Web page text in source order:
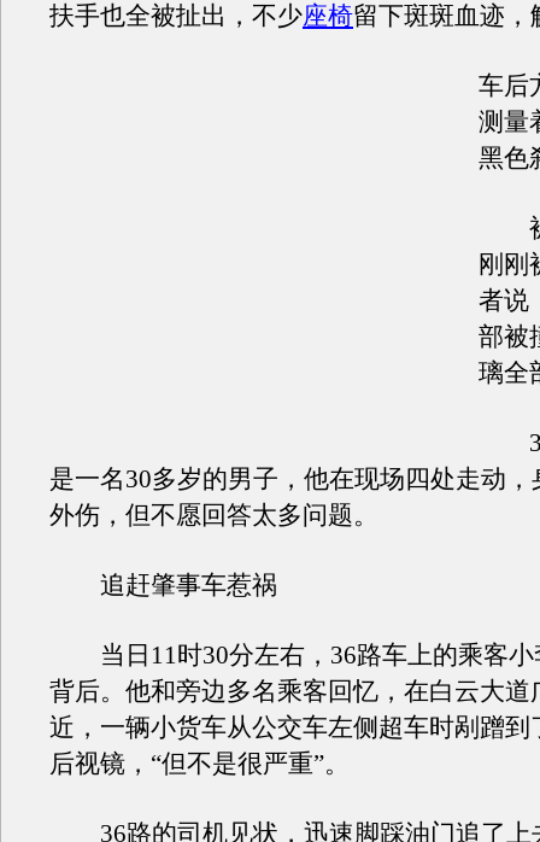
扶手也全被扯出，不少座椅留下斑斑血迹，
车后
测量
黑色
被
刚刚
者说
部被
璃全
36
是一名30多岁的男子，他在现场四处走动
外伤，但不愿回答太多问题。
追赶肇事车惹祸
当日11时30分左右，36路车上的乘客小
背后。他和旁边多名乘客回忆，在白云大道
近，一辆小货车从公交车左侧超车时剐蹭到
后视镜，“但不是很严重”。
36路的司机见状，迅速脚踩油门追了上